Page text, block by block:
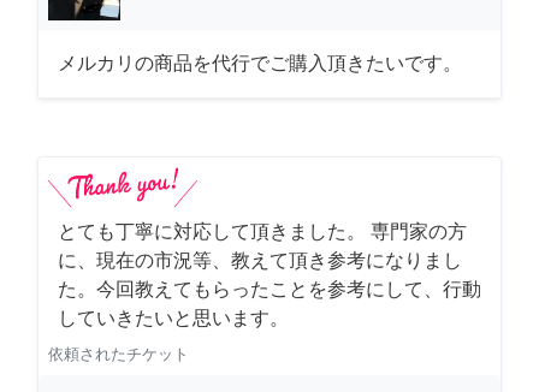
メルカリの商品を代行でご購入頂きたいです。
とても丁寧に対応して頂きました。 専門家の方
に、現在の市況等、教えて頂き参考になりまし
た。今回教えてもらったことを参考にして、行動
していきたいと思います。
依頼されたチケット